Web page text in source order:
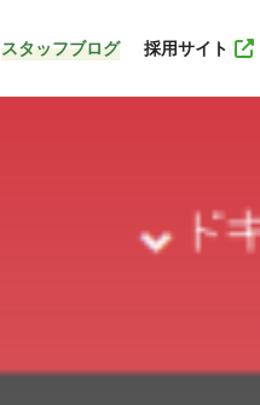
スタッフブログ 採用サイト